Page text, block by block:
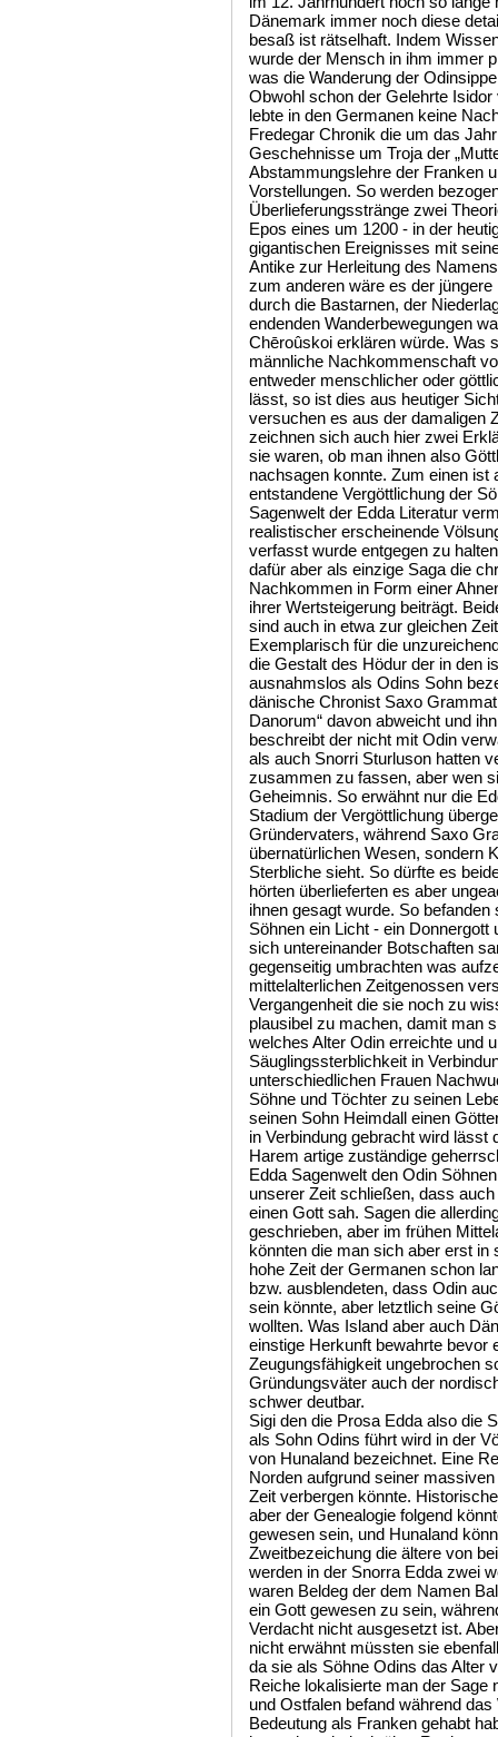
Sigi den die Prosa Edda also die
als Sohn Odins führt wird in der
von Hunaland bezeichnet. Eine
Norden aufgrund seiner
Zeit verbergen könnte.
aber der Genealogie folgend
gewesen sein, und Hunaland
Zweitbezeichung die ältere von
werden in der Snorra Edda zwei
waren Beldeg der dem Namen
ein Gott gewesen zu sein,
Verdacht nicht ausgesetzt ist.
nicht erwähnt müssten sie
da sie als Söhne Odins das Alter
Reiche lokalisierte man der Sage
und Ostfalen befand während
Bedeutung als Franken gehabt